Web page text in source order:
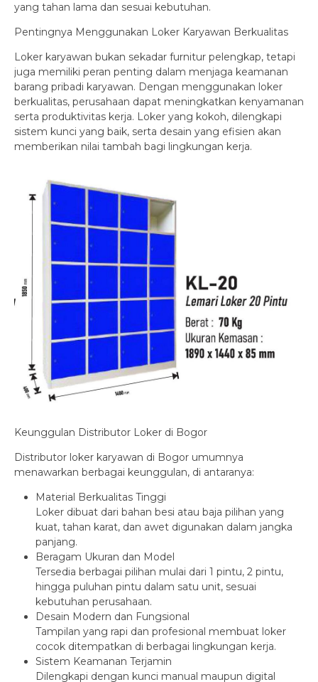
yang tahan lama dan sesuai kebutuhan.
Pentingnya Menggunakan Loker Karyawan Berkualitas
Loker karyawan bukan sekadar furnitur pelengkap, tetapi
juga memiliki peran penting dalam menjaga keamanan
barang pribadi karyawan. Dengan menggunakan loker
berkualitas, perusahaan dapat meningkatkan kenyamanan
serta produktivitas kerja. Loker yang kokoh, dilengkapi
sistem kunci yang baik, serta desain yang efisien akan
memberikan nilai tambah bagi lingkungan kerja.
Keunggulan Distributor Loker di Bogor
Distributor loker karyawan di Bogor umumnya
menawarkan berbagai keunggulan, di antaranya:
Material Berkualitas Tinggi
Loker dibuat dari bahan besi atau baja pilihan yang
kuat, tahan karat, dan awet digunakan dalam jangka
panjang.
Beragam Ukuran dan Model
Tersedia berbagai pilihan mulai dari 1 pintu, 2 pintu,
hingga puluhan pintu dalam satu unit, sesuai
kebutuhan perusahaan.
Desain Modern dan Fungsional
Tampilan yang rapi dan profesional membuat loker
cocok ditempatkan di berbagai lingkungan kerja.
Sistem Keamanan Terjamin
Dilengkapi dengan kunci manual maupun digital